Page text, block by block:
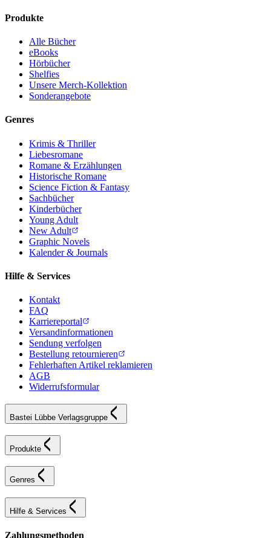
Produkte
Alle Bücher
eBooks
Hörbücher
Shelfies
Unsere Merch-Kollektion
Sonderangebote
Genres
Krimis & Thriller
Liebesromane
Romane & Erzählungen
Historische Romane
Science Fiction & Fantasy
Sachbücher
Kinderbücher
Young Adult
New Adult
Graphic Novels
Kalender & Journals
Hilfe & Services
Kontakt
FAQ
Karriereportal
Versandinformationen
Sendung verfolgen
Bestellung retournieren
Fehlerhaften Artikel reklamieren
AGB
Widerrufsformular
Bastei Lübbe Verlagsgruppe
Produkte
Genres
Hilfe & Services
Zahlungsmethoden